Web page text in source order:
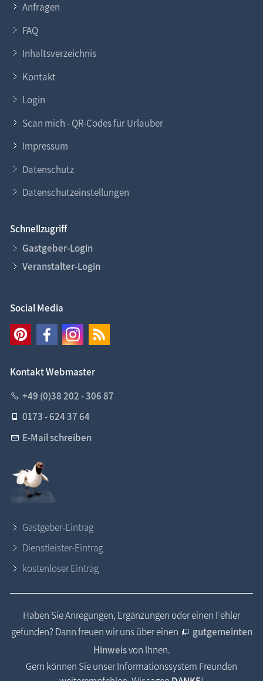
Anfragen
FAQ
Inhaltsverzeichnis
Kontakt
Login
Scan mich - QR-Codes für Urlauber
Impressum
Datenschutz
Datenschutzeinstellungen
Schnellzugriff
Gastgeber-Login
Veranstalter-Login
Social Media
Kontakt Webmaster
+49 (0)38 202 - 306 87
0173 - 624 37 64
E-Mail schreiben
Gastgeber-Eintrag
Dienstleister-Eintrag
kostenloser Eintrag
Haben Sie Anregungen, Ergänzungen oder einen Fehler
gefunden? Dann freuen wir uns über einen
gutgemeinten
Hinweisvon Ihnen.
Gern können Sie unser Informationssystem Freunden